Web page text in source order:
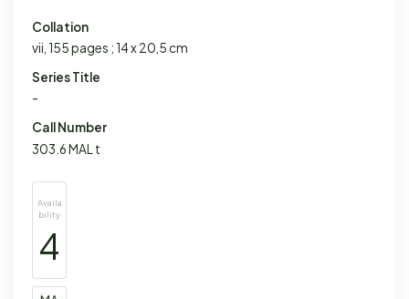
Collation
vii, 155 pages ; 14 x 20,5 cm
Series Title
-
Call Number
303.6 MAL t
Availa
bility
4